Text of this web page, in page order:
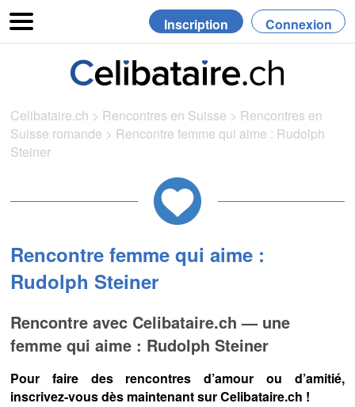
Inscription Connexion
Celibataire.ch > Rencontres en Suisse > Rencontres en
Suisse romande > Rencontre femme qui aime : Rudolph
Steiner
Rencontre femme qui aime :
Rudolph Steiner
Rencontre avec Celibataire.ch — une
femme qui aime : Rudolph Steiner
Pour faire des rencontres d’amour ou d’amitié,
inscrivez-vous dès maintenant sur Celibataire.ch !